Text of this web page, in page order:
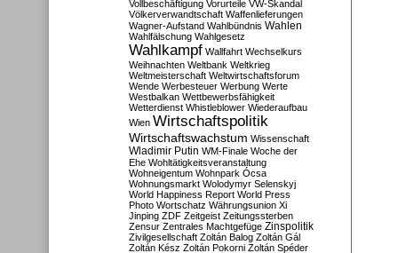
Vollbeschäftigung Vorurteile VW-Skandal
Völkerverwandtschaft Waffenlieferungen
Wagner-Aufstand Wahlbündnis Wahlen
Wahlfälschung Wahlgesetz
Wahlkampf Wallfahrt Wechselkurs
Weihnachten Weltbank Weltkrieg
Weltmeisterschaft Weltwirtschaftsforum
Wende Werbesteuer Werbung Werte
Westbalkan Wettbewerbsfähigkeit
Wetterdienst Whistleblower Wiederaufbau
Wien Wirtschaftspolitik
Wirtschaftswachstum Wissenschaft
Wladimir Putin WM-Finale Woche der
Ehe Wohltätigkeitsveranstaltung
Wohneigentum Wohnpark Ócsa
Wohnungsmarkt Wolodymyr Selenskyj
World Happiness Report World Press
Photo Wortschatz Währungsunion Xi
Jinping ZDF Zeitgeist Zeitungssterben
Zensur Zentrales Machtgefüge Zinspolitik
Zivilgesellschaft Zoltán Balog Zoltán Gál
Zoltán Kész Zoltán Pokorni Zoltán Spéder